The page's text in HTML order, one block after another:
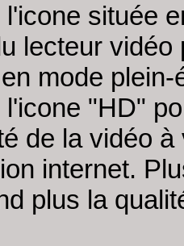
l'icone située
lecteur vidéo
mode plein-
l'icone "HD"
de la vidéo à
internet.
plus la